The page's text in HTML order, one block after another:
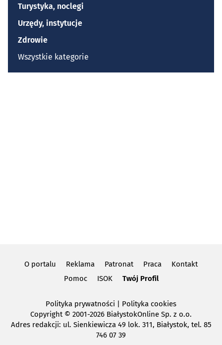
Turystyka, noclegi
Urzędy, instytucje
Zdrowie
Wszystkie kategorie
O portalu Reklama Patronat Praca
Kontakt
Pomoc
ISOK Twój Profil
Polityka prywatności
Polityka cookies
Copyright© 2001-2026 BiałystokOnline Sp. z o.o.
Adres redakcji: ul. Sienkiewicza 49 lok. 311, Białystok, tel. 85
746 07 39